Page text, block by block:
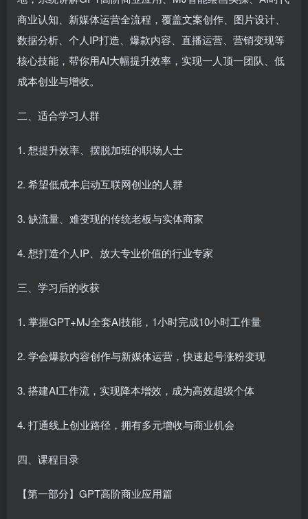
商业认知、新媒体运营全流程，覆盖文案创作、图片设计、
数据分析、个人IP打造、爆款内容、直播运营、营销变现等
核心技能，帮你用AI大幅提升效率，实现一人顶一团队、低
成本创业与增收。
二、适合学习人群
1. 想提升效率、摆脱加班的职场人士
2. 希望低成本启动互联网创业的人群
3. 缺流量、难变现的传统老板与实体商家
4. 想打造个人IP、放大专业价值的行业专家
三、学习后的收获
1. 掌握GPT+MJ全套AI技能，1小时完成10小时工作量
2. 学会爆款内容创作与新媒体运营，快速起号涨粉变现
3. 搭建AI工作流，实现降本增效，成为高效超级个体
4. 打通线上创业路径，拥有多元增收与商业机会
四、课程目录
【第一部分】GPT高阶商业应用篇